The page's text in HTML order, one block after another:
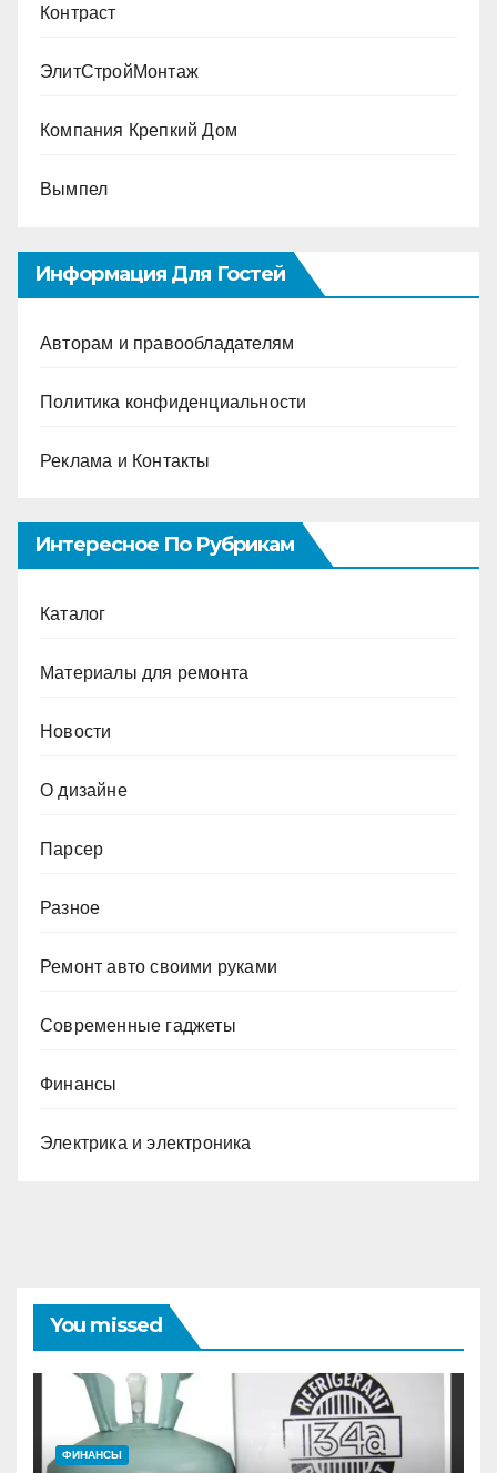
Контраст
ЭлитСтройМонтаж
Компания Крепкий Дом
Вымпел
Информация Для Гостей
Авторам и правообладателям
Политика конфиденциальности
Реклама и Контакты
Интересное По Рубрикам
Каталог
Материалы для ремонта
Новости
О дизайне
Парсер
Разное
Ремонт авто своими руками
Современные гаджеты
Финансы
Электрика и электроника
You missed
ФИНАНСЫ